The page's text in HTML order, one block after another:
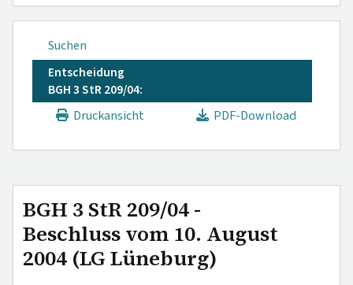
Suchen
Entscheidung
BGH 3 StR 209/04:
Druckansicht
PDF-Download
BGH 3 StR 209/04 -
Beschluss vom 10. August
2004 (LG Lüneburg)